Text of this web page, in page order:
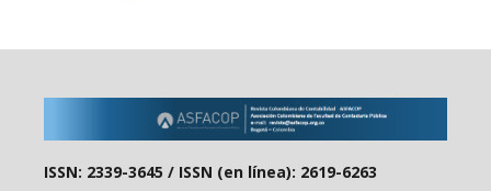
ISSN: 2339-3645 / ISSN (en línea): 2619-6263